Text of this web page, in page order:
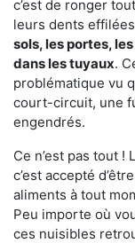
c’est de ronger
leurs dents
sols, les portes, les
dans les tuyaux.
problématique vu
court-circuit, une
engendrés.
Ce n’est pas tout
c’est accepté
aliments à tout
Peu importe où
ces nuisibles